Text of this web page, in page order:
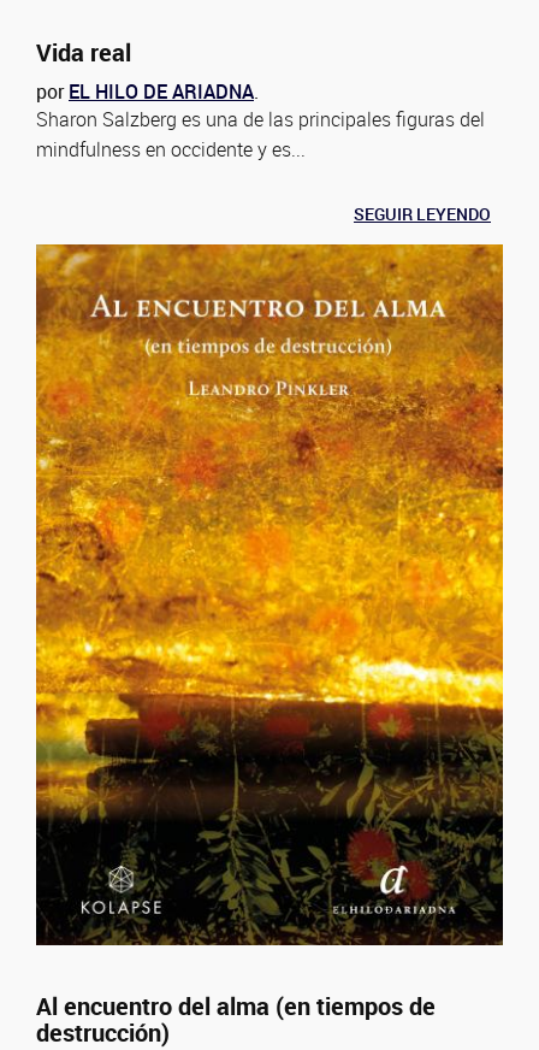
Vida real
porEL HILO DE ARIADNA.
Sharon Salzberg es una de las principales figuras del
mindfulness en occidente y es...
SEGUIR LEYENDO
Al encuentro del alma (en tiempos de
destrucción)